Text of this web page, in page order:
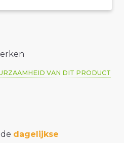
VAN DIT PRODUCT
dagelijkse